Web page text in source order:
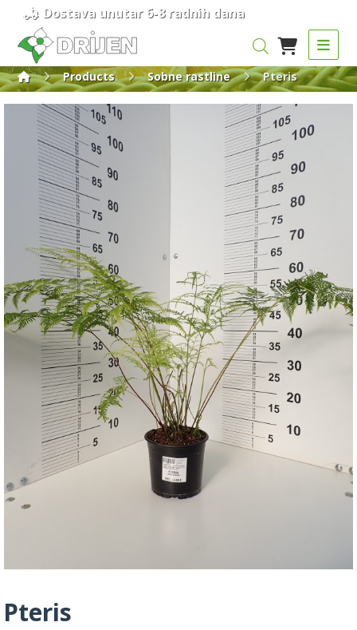
Dostava unutar 6-8 radnih dana
Products Sobne rastline Pteris
Pteris